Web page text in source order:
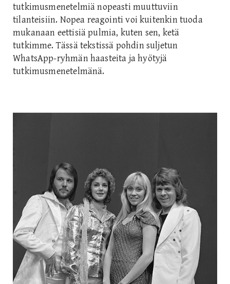
tutkimusmenetelmiä nopeasti muuttuviin
tilanteisiin. Nopea reagointi voi kuitenkin tuoda
mukanaan eettisiä pulmia, kuten sen, ketä
tutkimme. Tässä tekstissä pohdin suljetun
WhatsApp-ryhmän haasteita ja hyötyjä
tutkimusmenetelmänä.